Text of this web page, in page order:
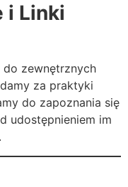
i Linki
do zewnętrznych
za praktyki
do zapoznania się
udostępnieniem im